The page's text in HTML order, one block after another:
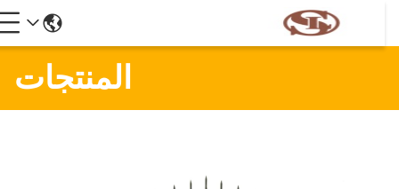
المنتجات